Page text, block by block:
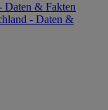
Daten & Fakten
- Daten &